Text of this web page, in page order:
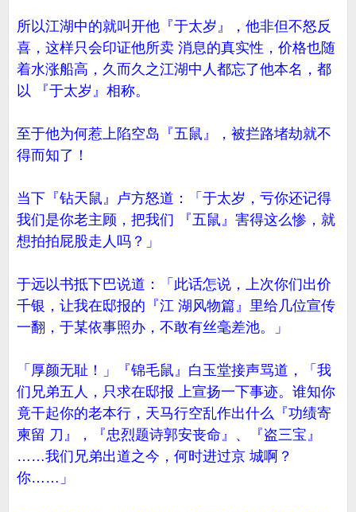
所以江湖中的就叫开他『于太岁』，他非但不怒反
喜，这样只会印证他所卖 消息的真实性，价格也随
着水涨船高，久而久之江湖中人都忘了他本名，都
以 『于太岁』相称。
至于他为何惹上陷空岛『五鼠』，被拦路堵劫就不
得而知了！
当下『钻天鼠』卢方怒道：「于太岁，亏你还记得
我们是你老主顾，把我们 『五鼠』害得这么惨，就
想拍拍屁股走人吗？」
于远以书抵下巴说道：「此话怎说，上次你们出价
千银，让我在邸报的『江 湖风物篇』里给几位宣传
一翻，于某依事照办，不敢有丝毫差池。」
「厚颜无耻！」『锦毛鼠』白玉堂接声骂道，「我
们兄弟五人，只求在邸报 上宣扬一下事迹。谁知你
竟干起你的老本行，天马行空乱作出什么『功绩寄
柬留 刀』，『忠烈题诗郭安丧命』、『盗三宝』
……我们兄弟出道之今，何时进过京 城啊？
你……」